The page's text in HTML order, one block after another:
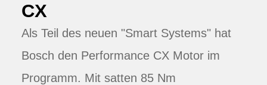
CX
Als Teil des neuen "Smart Systems" hat
Bosch den Performance CX Motor im
Programm. Mit satten 85 Nm